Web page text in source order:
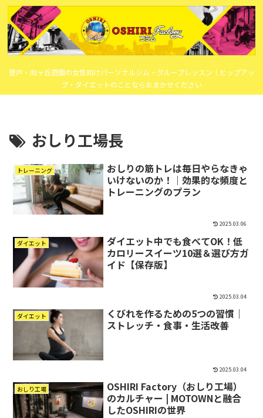
登戸・向ヶ丘遊園の女性向けパーソナルジム・グループレッスン｜ヒップアッ
プ・ダイエットのことならおまかせください
おしり工場長
トレーニング
おしりの筋トレは毎日やらなきゃ
いけないのか！｜効果的な頻度と
トレーニングのプラン
2025.03.06
ダイエット
ダイエット中でも食べてOK！低
カロリースイーツ10選＆選び方ガ
イド【保存版】
2025.03.04
ダイエット
くびれを作るための5つの習慣｜
ストレッチ・食事・生活改善
2025.03.04
おしり工場
OSHIRI Factory（おしり工場）
のカルチャー | MOTOWNと融合
したOSHIRIの世界